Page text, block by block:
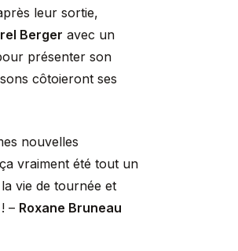
leur sortie,
Berger avec un
présenter son
côtoieront ses
nouvelles
vraiment été tout un
vie de tournée et
– Roxane Bruneau